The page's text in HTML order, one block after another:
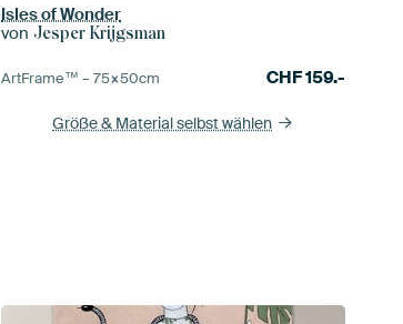
Isles of Wonder
von Jesper Krijgsman
ArtFrame™ –75×50cm CHF159.-
Größe & Material selbst wählen